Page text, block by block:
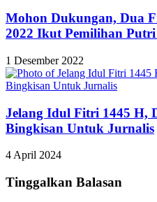
Mohon Dukungan, Dua
2022 Ikut Pemilihan
1 Desember 2022
Jelang Idul Fitri 1445 H,
Bingkisan Untuk Jurnalis
4 April 2024
Tinggalkan Balasan